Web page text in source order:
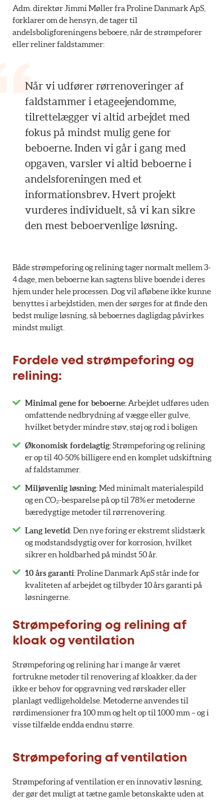
Adm. direktør Jimmi Møller fra Proline Danmark ApS,
forklarer om de hensyn, de tager til
andelsboligforeningens beboere, når de strømpeforer
eller reliner faldstammer:
Når vi udfører rørrenoveringer af
faldstammer i etageejendomme,
tilrettelægger vi altid arbejdet med
fokus på mindst mulig gene for
beboerne. Inden vi går i gang med
opgaven, varsler vi altid beboerne i
andelsforeningen med et
informationsbrev. Hvert projekt
vurderes individuelt, så vi kan sikre
den mest beboervenlige løsning.
Både strømpeforing og relining tager normalt mellem 3-
4 dage, men beboerne kan sagtens blive boende i deres
hjem under hele processen. Dog vil afløbene ikke kunne
benyttes i arbejdstiden, men der sørges for at finde den
bedst mulige løsning, så beboernes dagligdag påvirkes
mindst muligt.
Fordele ved strømpeforing og
relining:
Minimal gene for beboerne: Arbejdet udføres uden
omfattende nedbrydning af vægge eller gulve,
hvilket betyder mindre støv, støj og rod i boligen
Økonomisk fordelagtig: Strømpeforing og relining
er op til 40-50% billigere end en komplet udskiftning
af faldstammer.
Miljøvenlig løsning: Med minimalt materialespild
og en CO₂-besparelse på op til 78% er metoderne
bæredygtige metoder til rørrenovering.
Lang levetid: Den nye foring er ekstremt slidstærk
og modstandsdygtig over for korrosion, hvilket
sikrer en holdbarhed på mindst 50 år.
10 års garanti: Proline Danmark ApS står inde for
kvaliteten af arbejdet og tilbyder 10 års garanti på
løsningerne.
Strømpeforing og relining af
kloak og ventilation
Strømpeforing og relining har i mange år været
fortrukne metoder til renovering af kloakker, da der
ikke er behov for opgravning ved rørskader eller
planlagt vedligeholdelse. Metoderne anvendes til
rørdimensioner fra 100 mm og helt op til 1000 mm – og i
visse tilfælde endda endnu større.
Strømpeforing af ventilation
Strømpeforing af ventilation er en innovativ løsning,
der gør det muligt at tætne gamle betonskakte uden at